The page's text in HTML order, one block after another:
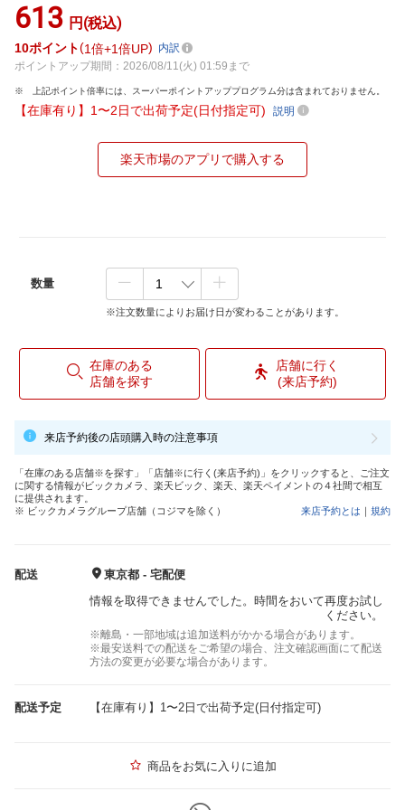
613 円(税込)
10ポイント 1倍 1倍UP
内訳
ポイントアップ期間：2026/08/11(火) 01:59まで
上記ポイント倍率には、スーパーポイントアッププログラム分は含まれておりません。
【在庫有り】1〜2日で出荷予定(日付指定可) 説明
楽天市場のアプリで購入する
数量
※注文数量によりお届け日が変わることがあります。
在庫のある
店舗を探す
店舗に行く
(来店予約)
来店予約後の店頭購入時の注意事項
「在庫のある店舗※を探す」「店舗※に行く(来店予約)」をクリックすると、ご注文
に関する情報がビックカメラ、楽天ビック、楽天、楽天ペイメントの４社間で相互
に提供されます。
※ ビックカメラグループ店舗（コジマを除く）
来店予約とは ｜ 規約
配送
東京都 - 宅配便
情報を取得できませんでした。時間をおいて再度お試し
ください。
※離島・一部地域は追加送料がかかる場合があります。
※最安送料での配送をご希望の場合、注文確認画面にて配送
方法の変更が必要な場合があります。
配送予定 【在庫有り】1〜2日で出荷予定(日付指定可)
商品をお気に入りに追加